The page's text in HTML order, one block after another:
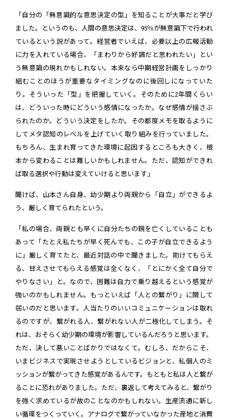
「自分の「無意識的な意思決定の型」を知ることが大事だと学び
ました。というのも、人間の意思決定は、95％が無意識下で行われ
ているという説があって。経営者でいえば、必要以上の広報活動
に力を入れている場合、「まわりから好調だと思われたい」とい
う無意識の現れかもしれない。本来なら中期経営計画をしっかり
組むことのほうが重要なタイミングなのに後回しになっていた
り。そういった「型」を把握していく。そのために2年間くらい
は、どういった時にどういう感情になったか。なぜ感情が揺さぶ
られたのか。どういう決定をしたか。その都度メモを取るように
してメタ認知のレベルを上げていく取り組みを行っていました。
もちろん、生まれ育ってきた環境に起因するところも大きく、根
本から変わることは難しいかもしれません。ただ、認知ができれ
ば取る選択や行動は変えていけると思います」
聞けば、山本さん自身、幼少期より両親から「自立」ができるよ
う、厳しく育てられたという。
「私の場合、両親とも早くに自分たちの親を亡くしていることも
あって「たとえ私たちが早く死んでも、この子が自立できるよう
に」厳しく育てたと、最近対話の中で聞きました。助けてもらえ
る、甘えさせてもらえる感覚は全くなく、「とにかく全て自分で
やりなさい」と。なので、困難は自力で乗り越えるという感覚が
強いのかもしれません。もっといえば「人との繋がり」に関して
弱いのだと思います。人当たりのいいコミュニケーションは取れ
るのですが、繋がれる人、繋がれない人が二極化してしまう。そ
れは、おそらく幼少期の環境が影響しているんだろうと思います。
ただ、決して悪いことばかりではなくて。むしろ、だからこそ、
いまビジネスで実現させようとしているビジョンと、私個人のミ
ッションが繋がってきた感覚があるんです。もともと私は人と繋が
ることに恐れがありました。ただ、裏返して考えてみると、繋がり
を強く求めているが故のことなのかもしれない。生産流通に新し
い循環をつくっていく。アナログで繋がっていなかった産地と消費